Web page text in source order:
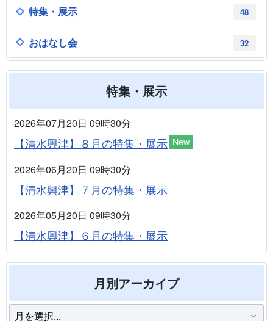
48
特集・展示
32
おはなし会
特集・展示
2026年07月20日 09時30分
【清水興津】８月の特集・展示 New
2026年06月20日 09時30分
【清水興津】７月の特集・展示
2026年05月20日 09時30分
【清水興津】６月の特集・展示
月別アーカイブ